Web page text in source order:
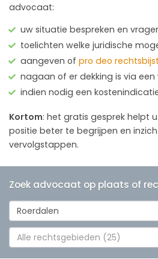
advocaat:
uw situatie bespreken en
toelichten welke juridische
aangeven of pro deo
nagaan of er dekking is via een
indien nodig een
Kortom: het gratis gesprek helpt
positie beter te begrijpen en
vervolgstappen.
Zoek advocaat op plaats of
Roerdalen
Alle rechtsgebieden (25)